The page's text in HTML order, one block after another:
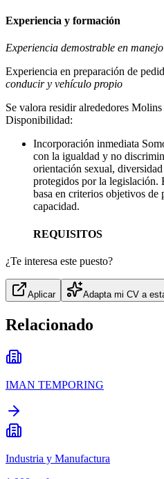
Experiencia y formación
Experiencia demostrable en
Experiencia en preparación de
conducir y vehículo propio
Se valora residir alrededores
Disponibilidad:
Incorporación inmediata
con la igualdad y no
orientación sexual,
protegidos por la legislación.
basa en criterios objetivos
capacidad.
REQUISITOS
¿Te interesa este puesto?
Aplicar Adapta mi CV a
Relacionado
IMAN TEMPORING
Industria y Manufactura